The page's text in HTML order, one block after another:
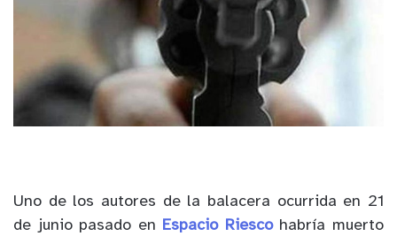
Uno de los autores de la balacera ocurrida en 21
de junio pasado en Espacio Riescohabría muerto